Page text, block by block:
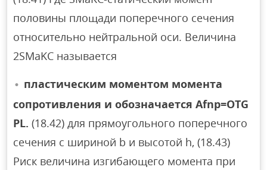
половины площади поперечного сечения
относительно нейтральной оси. Величина
2SMaKC называется
пластическим моментом момента
сопротивления и обозначается Afnp=OTG
PL. (18.42) для прямоугольного поперечного
сечения с шириной b и высотой h, (18.43)
Риск величина изгибающего момента при